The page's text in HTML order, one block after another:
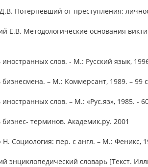
Потерпевший от преступления:
Е.В. Методологические основания
слов. - М.: Русский язык,
бизнесмена. – М.: Коммерсант, 1989. – 99
слов. – М.: «Рус.яз», 1985. -
терминов. Академик.ру. 2001
Социология: пер. с англ. – М.: Феникс,
энциклопедический словарь [Текст.